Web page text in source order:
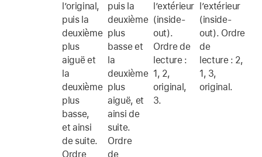
l’original,
puis la
deuxième
plus
aiguë et
la
deuxième
plus
basse,
et ainsi
de suite.
Ordre
puis la
deuxième
plus
basse et
la
deuxième
plus
aiguë, et
ainsi de
suite.
Ordre
de
l’extérieur
(inside-
out).
Ordre de
lecture :
1, 2,
original,
3.
l’extérieur
(inside-
out). Ordre
de
lecture : 2,
1, 3,
original.